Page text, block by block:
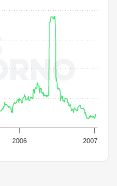
2006 2007